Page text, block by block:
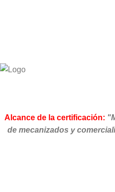
Alcance de la certificación:
de mecanizados y